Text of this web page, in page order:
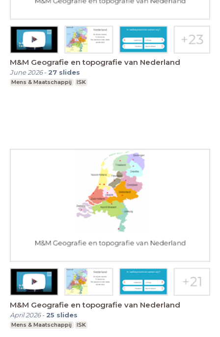
M&M Geografie en topografie van Nederland
June 2026- 27 slides
Mens & Maatschappij ISK
M&M Geografie en topografie van Nederland
April 2026- 25 slides
Mens & Maatschappij ISK